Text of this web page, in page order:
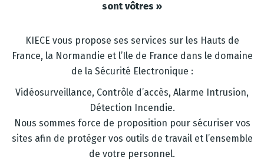
sont vôtres »
KIECE vous propose ses services sur les Hauts de
France, la Normandie et l’Ile de France dans le domaine
de la Sécurité Electronique :
Vidéosurveillance, Contrôle d’accès, Alarme Intrusion,
Détection Incendie.
Nous sommes force de proposition pour sécuriser vos
sites afin de protéger vos outils de travail et l’ensemble
de votre personnel.